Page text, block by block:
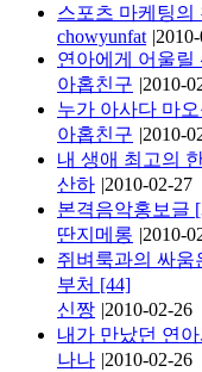
스포츠 마케팅의
chowyunfat |
연아에게 어울릴
아홉친구 |2010-
누가 아사다 마
아홉친구 |2010-
내 생애 최고의
산하 |2010-02-27
본격음악홍보글
딴지메롱 |2010-
쥐벼룩과의 싸움
부처 [44]
신짱 |2010-02-26
내가 만났던 연아
나나 |2010-02-26